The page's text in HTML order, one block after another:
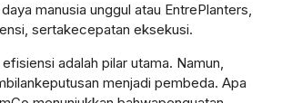
daya manusia unggul atau EntrePlanters,
, sertakecepatan eksekusi.
efisiensi adalah pilar utama. Namun,
keputusan menjadi pembeda. Apa